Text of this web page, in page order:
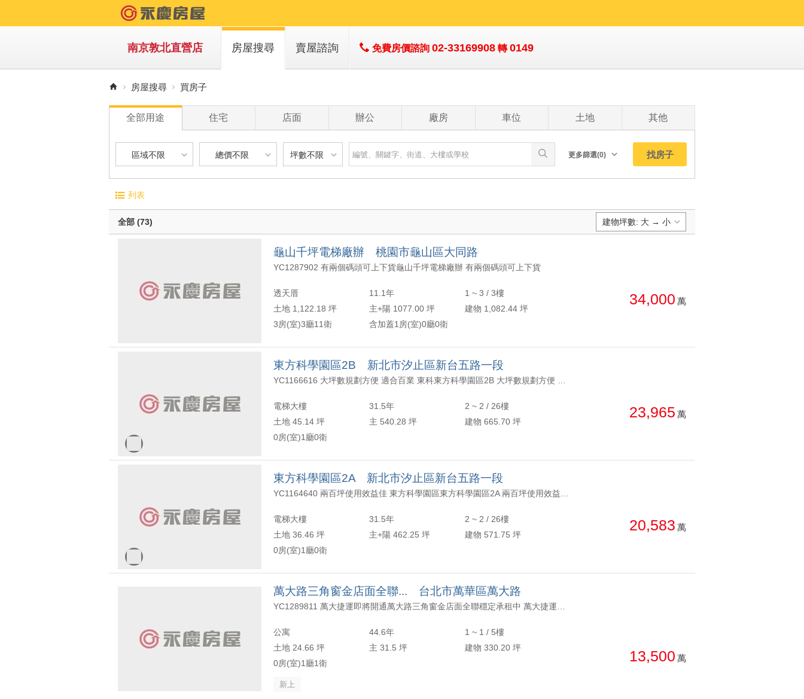
南京敦北直營店 房屋搜尋 賣屋諮詢 免費房價諮詢 02-33169908 轉0149
房屋搜尋 買房子
全部用途 住宅 店面 辦公 廠房 車位 土地 其他
區域不限
台北市-松山區
台北市-中山區
台北市-內湖區
台北市-文山區
新北市-汐止區
新北市-三重區
總價不限
900 萬以下
900 萬 - 1200 萬
1200 萬 - 1500 萬
1500 萬 - 2500 萬
2500 萬 - 4000 萬
萬
坪數不限
坪數不限
20 坪以下
20 坪 - 30 坪
40 坪 - 50 坪
- 坪
更多篩選(0) 找房子
電梯大廈
無電梯公寓
透天別墅
有無障礙空間
5 年 - 10 年
10 年 - 20 年
20 年 - 30 年
年
2 - 6 樓
7 - 12 樓
13 樓以上
- 樓
3 房
4 房
5 房以上
-
東
列表
全部 (73) 建物坪數: 大 → 小
每坪單價: 低 → 高
龜山千坪電梯廠辦 桃園市龜山區大同路
YC1287902 有兩個碼頭可上下貨龜山千坪電梯廠辦 有兩個碼頭可上下貨
透天厝 11.1年
1 ~ 3 / 3樓
土地 1,122.18 坪
主+陽 1077.00 坪
建物 1,082.44 坪
3房(室)3廳11衛
含加蓋1房(室)0廳0衛
34,000 萬
東方科學園區2B 新北市汐止區新台五路一段
電梯大樓 31.5年
2 ~ 2 / 26樓
土地 45.14 坪
主 540.28 坪
建物 665.70 坪
0房(室)1廳0衛
23,965 萬
東方科學園區2A 新北市汐止區新台五路一段
電梯大樓 31.5年
2 ~ 2 / 26樓
土地 36.46 坪
主+陽 462.25 坪
建物 571.75 坪
0房(室)1廳0衛
20,583 萬
萬大路三角窗金店面全聯... 台北市萬華區萬大路
公寓 44.6年
1 ~ 1 / 5樓
土地 24.66 坪
主 31.5 坪
建物 330.20 坪
0房(室)1廳1衛
新上
13,500 萬